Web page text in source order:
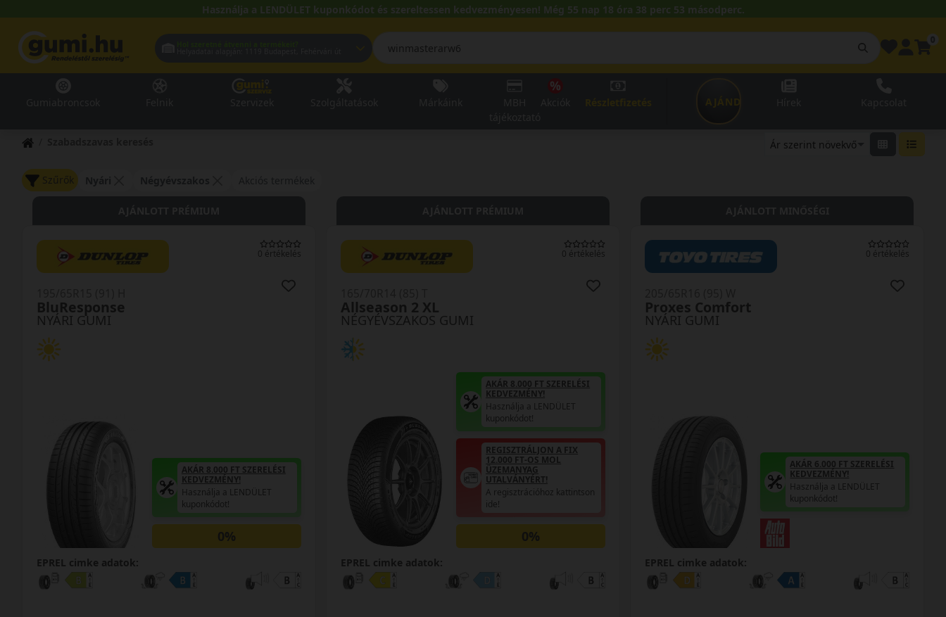
Használja a LENDÜLET kuponkódot és szereltessen kedvezményesen! Még 55 nap 18 óra 38 perc 51 másodperc.
AJÁNDÉKUTALVÁNY
Szűrők
0 értékelés
NYÁRI GUMI
BluResponse
AKÁR 8.000 FT SZERELÉSI
KEDVEZMÉNY!
Használja a LENDÜLET
kuponkódot!
0%
EPREL cimke adatok:
0 értékelés
NÉGYÉVSZAKOS GUMI
Allseason 2 XL
AKÁR 8.000 FT SZERELÉSI
KEDVEZMÉNY!
Használja a LENDÜLET
kuponkódot!
REGISZTRÁLJON A FIX
12.000 FT-OS MOL
ÜZEMANYAG
UTALVÁNYÉRT!
A regisztrációhoz kattintson
ide!
0%
EPREL cimke adatok:
0 értékelés
NYÁRI GUMI
Proxes Comfort
AKÁR 6.000 FT SZERELÉSI
KEDVEZMÉNY!
Használja a LENDÜLET
kuponkódot!
EPREL cimke adatok: